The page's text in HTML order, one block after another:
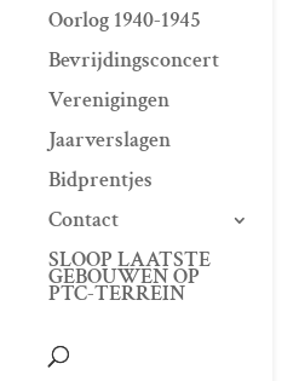
Oorlog 1940-1945
Bevrijdingsconcert
Verenigingen
Jaarverslagen
Bidprentjes
Contact
SLOOP LAATSTE
GEBOUWEN OP
PTC-TERREIN